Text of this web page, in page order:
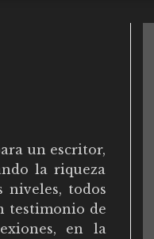
un escritor,
la riqueza
niveles, todos
testimonio de
en la